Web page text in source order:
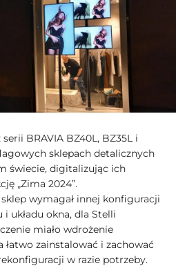
BRAVIA BZ40L, BZ35L i
sklepach detalicznych
świecie, digitalizując ich
„Zima 2024”.
wymagał innej konfiguracji
układu okna, dla Stelli
miało wdrożenie
łatwo zainstalować i zachować
w razie potrzeby.